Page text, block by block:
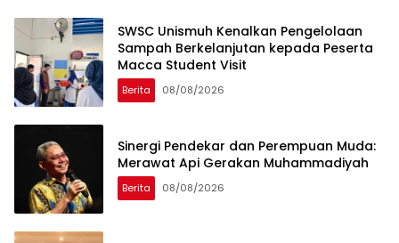
SWSC Unismuh Kenalkan Pengelolaan
Sampah Berkelanjutan kepada Peserta
Macca Student Visit
Berita 08/08/2026
Sinergi Pendekar dan Perempuan Muda:
Merawat Api Gerakan Muhammadiyah
Berita 08/08/2026